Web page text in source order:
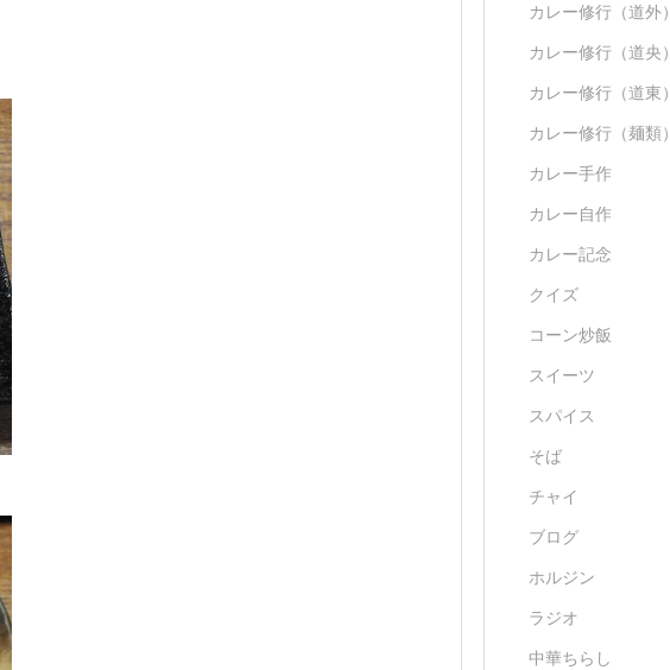
カレー修行（道外）
カレー修行（道央）
カレー修行（道東）
カレー修行（麺類）
カレー手作
カレー自作
カレー記念
クイズ
コーン炒飯
スイーツ
スパイス
そば
チャイ
ブログ
ホルジン
ラジオ
中華ちらし